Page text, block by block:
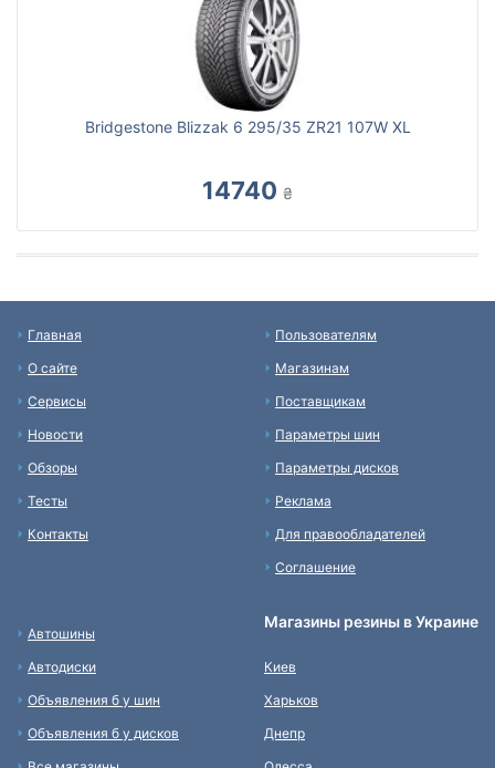
Bridgestone Blizzak 6 295/35 ZR21 107W XL
14740 ₴
Главная
О сайте
Сервисы
Новости
Обзоры
Тесты
Контакты
Пользователям
Магазинам
Поставщикам
Параметры шин
Параметры дисков
Реклама
Для правообладателей
Соглашение
Автошины
Автодиски
Объявления б у шин
Объявления б у дисков
Магазины резины в Украине
Киев
Харьков
Днепр